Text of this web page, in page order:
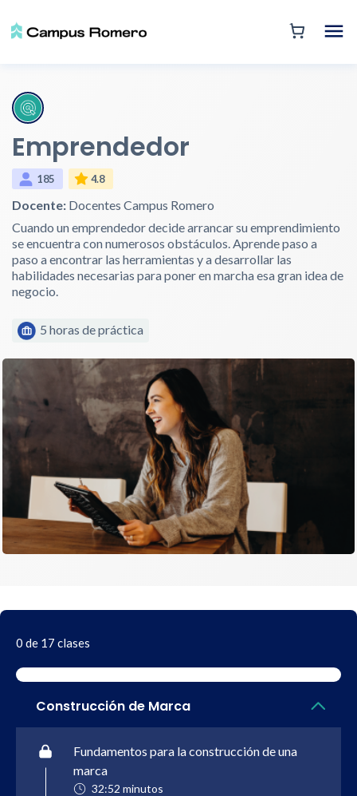
Emprendedor
185 4.8
Docente: Docentes Campus Romero
Cuando un emprendedor decide arrancar su emprendimiento
se encuentra con numerosos obstáculos. Aprende paso a
paso a encontrar las herramientas y a desarrollar las
habilidades necesarias para poner en marcha esa gran idea de
negocio.
5 horas de práctica
0 de 17 clases
Construcción de Marca
Fundamentos para la construcción de una
marca
32:52 minutos